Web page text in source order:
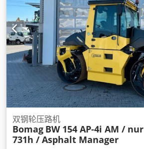
双钢轮压路机
Bomag BW 154 AP-4i AM / nur
731h / Asphalt Manager